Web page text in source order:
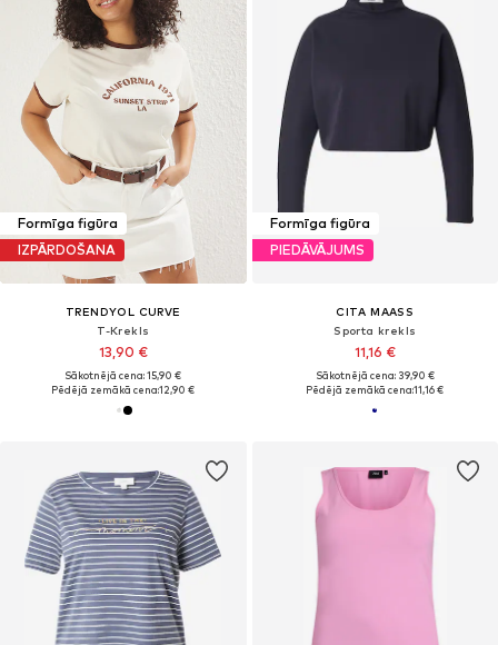
Formīga figūra
IZPĀRDOŠANA
TRENDYOL CURVE
T-Krekls
13,90 €
Sākotnējā cena: 15,90 €
Pēdējā zemākā cena:12,90 €
Formīga figūra
PIEDĀVĀJUMS
CITA MAASS
Sporta krekls
11,16 €
Sākotnējā cena: 39,90 €
Pēdējā zemākā cena:11,16 €